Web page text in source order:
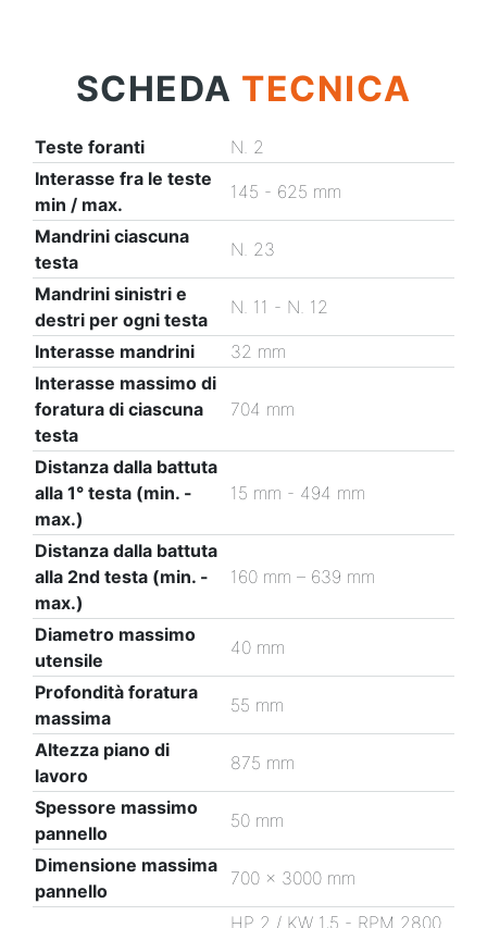
SCHEDA TECNICA
Teste foranti
N. 2
Interasse fra le teste
min / max.
145 - 625 mm
Mandrini ciascuna
testa
N. 23
Mandrini sinistri e
destri per ogni testa
N. 11 - N. 12
Interasse mandrini
32 mm
Interasse massimo di
foratura di ciascuna
testa
704 mm
Distanza dalla battuta
alla 1° testa (min. -
max.)
15 mm - 494 mm
Distanza dalla battuta
alla 2nd testa (min. -
max.)
160 mm – 639 mm
Diametro massimo
utensile
40 mm
Profondità foratura
massima
55 mm
Altezza piano di
lavoro
875 mm
Spessore massimo
pannello
50 mm
Dimensione massima
pannello
700 x 3000 mm
HP 2 / KW 1,5 - RPM 2800